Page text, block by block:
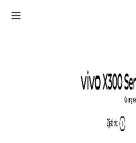
Přihlásit se / ZaregistrovatZEISS
Za hranice
Zjisti víc